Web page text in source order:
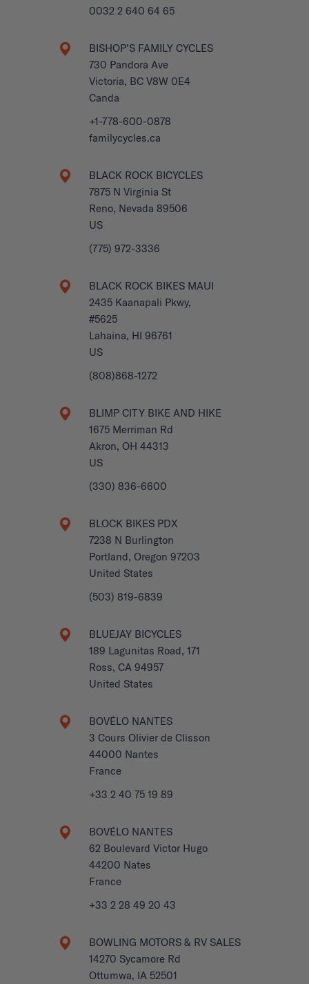
0032 2 640 64 65
BISHOP’S FAMILY CYCLES
730 Pandora Ave
Victoria, BC V8W 0E4
Canda
+1-778-600-0878
familycycles.ca
BLACK ROCK BICYCLES
7875 N Virginia St
Reno, Nevada 89506
US
(775) 972-3336
BLACK ROCK BIKES MAUI
2435 Kaanapali Pkwy,
#5625
Lahaina, HI 96761
US
(808)868-1272
BLIMP CITY BIKE AND HIKE
1675 Merriman Rd
Akron, OH 44313
US
(330) 836-6600
BLOCK BIKES PDX
7238 N Burlington
Portland, Oregon 97203
United States
(503) 819-6839
BLUEJAY BICYCLES
189 Lagunitas Road, 171
Ross, CA 94957
United States
BOVÉLO NANTES
3 Cours Olivier de Clisson
44000 Nantes
France
+33 2 40 75 19 89
BOVÉLO NANTES
62 Boulevard Victor Hugo
44200 Nates
France
+33 2 28 49 20 43
BOWLING MOTORS & RV SALES
14270 Sycamore Rd
Ottumwa, IA 52501